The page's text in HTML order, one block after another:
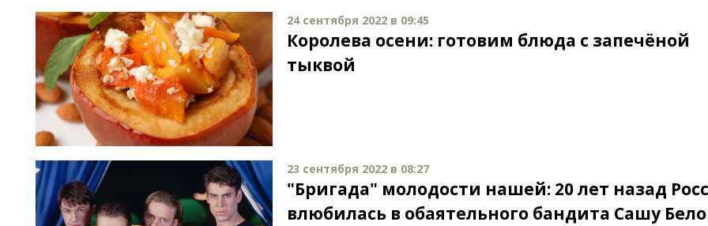
24 сентября 2022 в 09:45
Королева осени: готовим блюда с запечёной
тыквой
23 сентября 2022 в 08:27
"Бригада" молодости нашей: 20 лет назад
влюбилась в обаятельного бандита Сашу